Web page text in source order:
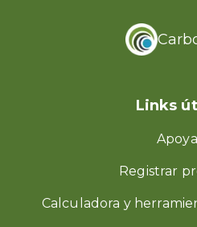
Links
Registrar
Calculadora y